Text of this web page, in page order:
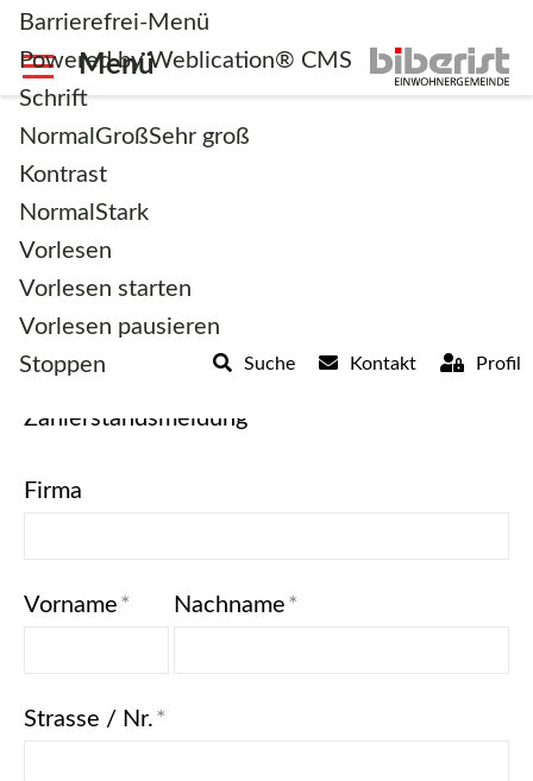
Barrierefrei-Menü
Powered by Weblication® CMS
Schrift
Normal GroßSehr groß
Kontrast
Normal Stark
Vorlesen
Vorlesen starten
Vorlesen pausieren
Stoppen
Profil
Kontakt
Suche
Wasser
Selbstdeklaration
Zählerstandsmeldung
Firma
Vorname * Nachname *
Strasse / Nr. *